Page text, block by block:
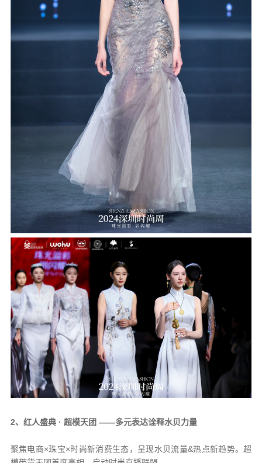
2、红人盛典 · 超模天团 ——多元表达诠释水贝力量
聚焦电商×珠宝×时尚新消费生态，呈现水贝流量&热点新趋势。超